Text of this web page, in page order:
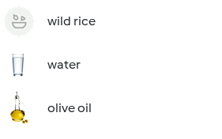
wild rice
water
olive oil